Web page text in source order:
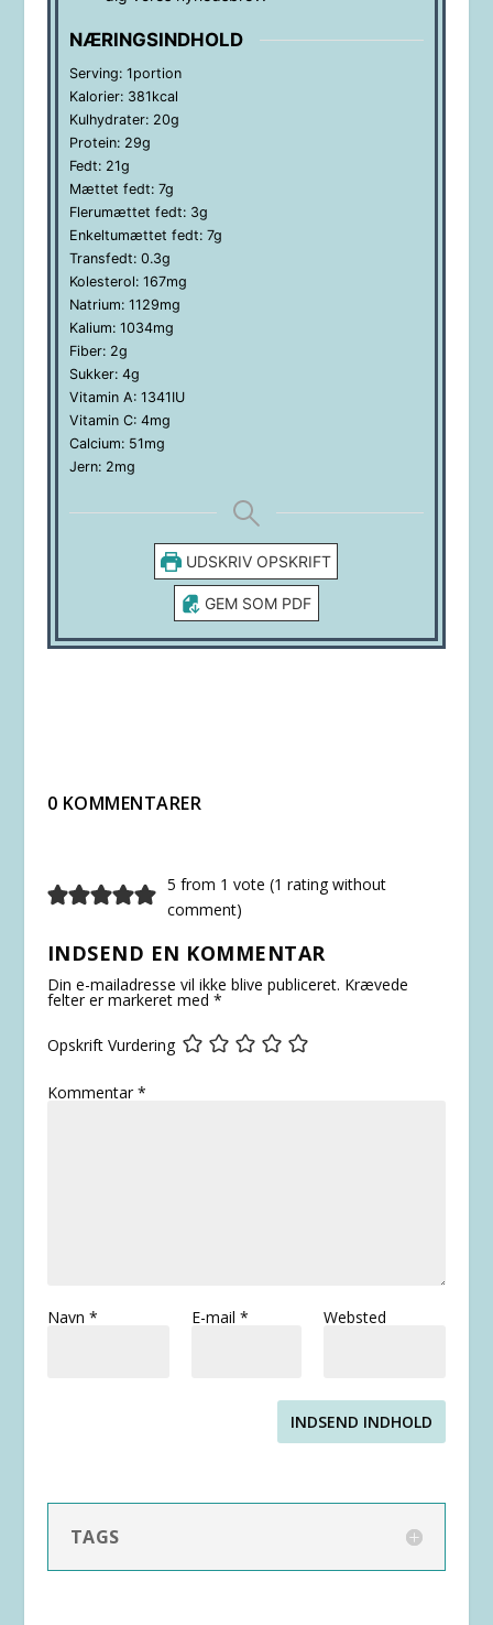
NÆRINGSINDHOLD
Serving: 1portion
Kalorier: 381kcal
Kulhydrater: 20g
Protein: 29g
Fedt: 21g
Mættet fedt: 7g
Flerumættet fedt: 3g
Enkeltumættet fedt: 7g
Transfedt: 0.3g
Kolesterol: 167mg
Natrium: 1129mg
Kalium: 1034mg
Fiber: 2g
Sukker: 4g
Vitamin A: 1341IU
Vitamin C: 4mg
Calcium: 51mg
Jern: 2mg
UDSKRIV OPSKRIFT
GEM SOM PDF
0 KOMMENTARER
5 from 1 vote (1 rating without
comment)
INDSEND EN KOMMENTAR
Din e-mailadresse vil ikke blive publiceret. Krævede
felter er markeret med *
Opskrift Vurdering
Kommentar*
Navn * E-mail * Websted
INDSEND INDHOLD
TAGS